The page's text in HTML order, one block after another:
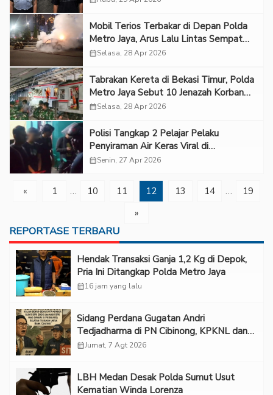
Mobil Terios Terbakar di Depan Polda
Metro Jaya, Arus Lalu Lintas Sempat
Dihentikan
calendar_monthSelasa, 28 Apr 2026
Tabrakan Kereta di Bekasi Timur, Polda
Metro Jaya Sebut 10 Jenazah Korban
Belum Teridentifikasi
calendar_monthSelasa, 28 Apr 2026
Polisi Tangkap 2 Pelajar Pelaku
Penyiraman Air Keras Viral di
Cengkareng
calendar_monthSenin, 27 Apr 2026
« 1 … 10 11 12 13 14 …
19
»
REPORTASE TERBARU
Hendak Transaksi Ganja 1,2 Kg di Depok,
Pria Ini Ditangkap Polda Metro Jaya
calendar_month16 jam yang lalu
Sidang Perdana Gugatan Andri
Tedjadharma di PN Cibinong, KPKNL dan
PUPN Mangkir
calendar_monthJumat, 7 Agt 2026
LBH Medan Desak Polda Sumut Usut
Kematian Winda Lorenza